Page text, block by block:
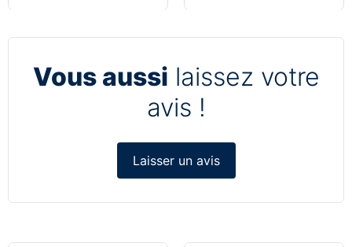
Vous aussi laissez votre
avis !
Laisser un avis